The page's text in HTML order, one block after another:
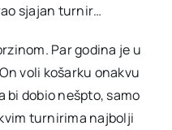
sjajan turnir…
Par godina je u
voli košarku onakvu
bi dobio nešpto, samo
turnirima najbolji